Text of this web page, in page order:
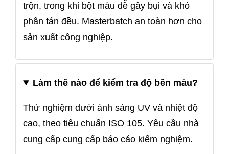
trộn, trong khi bột màu dễ gây bụi và khó
phân tán đều. Masterbatch an toàn hơn cho
sản xuất công nghiệp.
Làm thế nào để kiểm tra độ bền màu?
Thử nghiệm dưới ánh sáng UV và nhiệt độ
cao, theo tiêu chuẩn ISO 105. Yêu cầu nhà
cung cấp cung cấp báo cáo kiểm nghiệm.